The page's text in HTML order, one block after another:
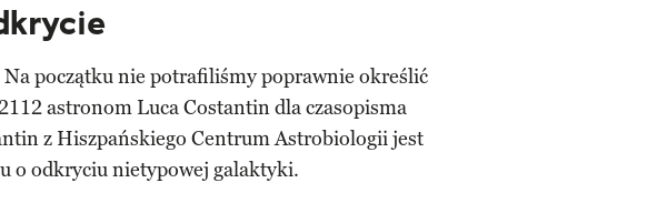
Na początku nie potrafiliśmy poprawnie określić
astronom Luca Costantin dla czasopisma
z Hiszpańskiego Centrum Astrobiologii jest
o odkryciu nietypowej galaktyki.